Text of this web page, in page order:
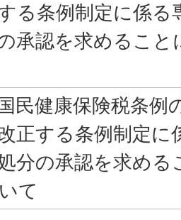
る条例制定に係る
承認を求めること
民健康保険税条例
正する条例制定に
分の承認を求める
て